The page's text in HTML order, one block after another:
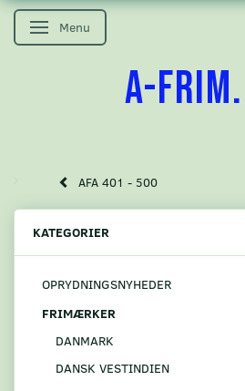
Skifte navigation
Menu
A-
AFA 401 - 500
KATEGORIER
OPRYDNINGSNYHEDER
FRIMÆRKER
DANMARK
DANSK VESTINDIEN